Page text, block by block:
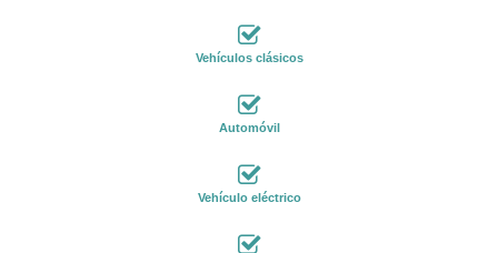
Vehículos clásicos
Automóvil
Vehículo eléctrico